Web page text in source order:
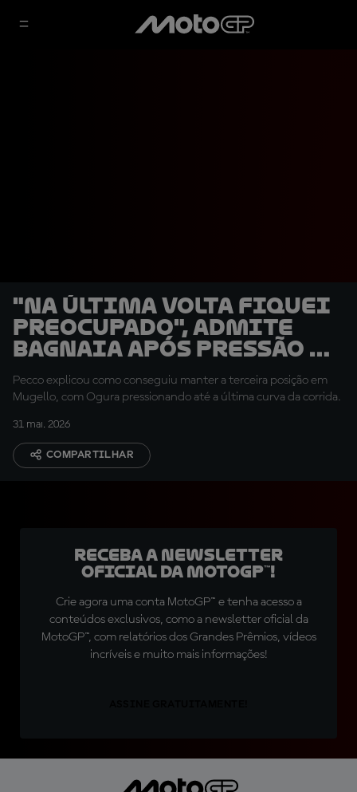
"Na última volta fiquei
preocupado", admite
Bagnaia após pressão de
Ogura
Pecco explicou como conseguiu manter a terceira posição em
Mugello, com Ogura pressionando até a última curva da corrida.
31 mai. 2026
COMPARTILHAR
Receba a newsletter
oficial da MotoGP™!
Crie agora uma conta MotoGP™ e tenha acesso a
conteúdos exclusivos, como a newsletter oficial da
MotoGP™, com relatórios dos Grandes Prêmios, vídeos
incríveis e muito mais informações!